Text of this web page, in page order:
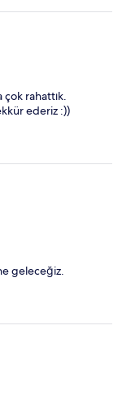
rahattık.
ederiz :))
geleceğiz.